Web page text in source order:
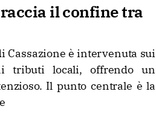
il confine tra
Cassazione è intervenuta sui
tributi locali, offrendo un
Il punto centrale è la